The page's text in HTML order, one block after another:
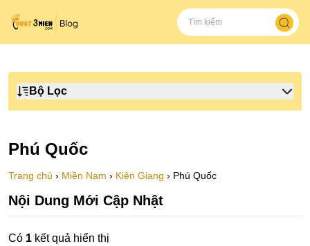
Bộ Lọc
Phú Quốc
Trang chủ › Miền Nam › Kiên Giang › Phú Quốc
Nội Dung Mới Cập Nhật
Có 1 kết quả hiển thị